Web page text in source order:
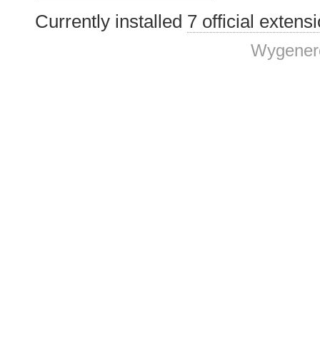
Currently installed 7 official